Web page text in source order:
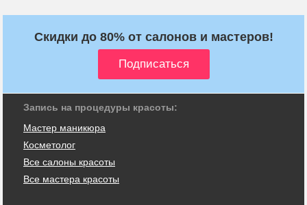
Скидки до 80% от салонов и мастеров!
Запись на процедуры красоты:
Мастер маникюра
Косметолог
Все салоны красоты
Все мастера красоты